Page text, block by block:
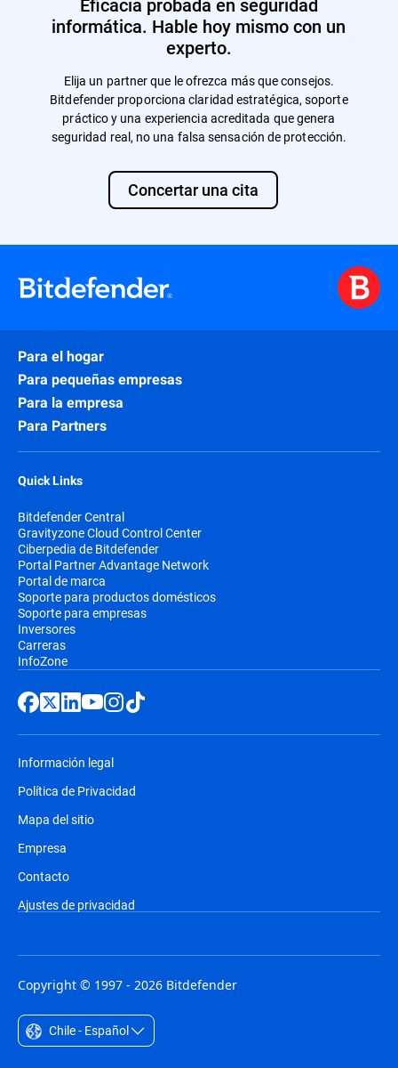
Eficacia probada en seguridad
informática. Hable hoy mismo con un
experto.
Elija un partner que le ofrezca más que consejos.
Bitdefender proporciona claridad estratégica, soporte
práctico y una experiencia acreditada que genera
seguridad real, no una falsa sensación de protección.
Concertar una cita
Para el hogar
Para pequeñas empresas
Para la empresa
Para Partners
Quick Links
Bitdefender Central
Gravityzone Cloud Control Center
Ciberpedia de Bitdefender
Portal Partner Advantage Network
Portal de marca
Soporte para productos domésticos
Soporte para empresas
Inversores
Carreras
InfoZone
Información legal
Política de Privacidad
Mapa del sitio
Empresa
Contacto
Ajustes de privacidad
Copyright © 1997 - 2026 Bitdefender
Chile - Español